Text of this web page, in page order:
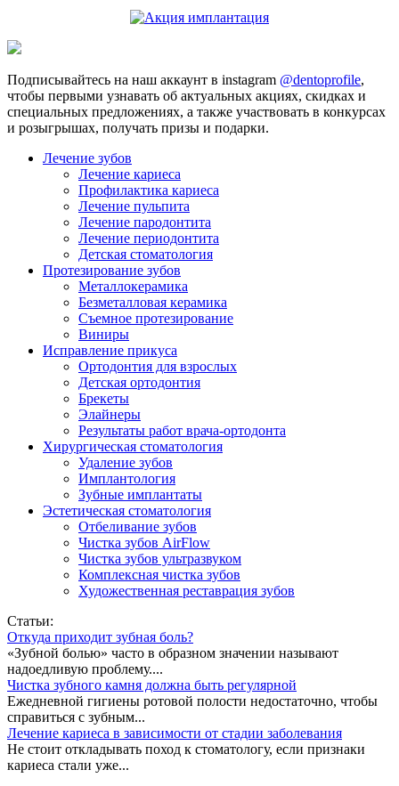
Подписывайтесь на наш аккаунт в instagram @dentoprofile,
чтобы первыми узнавать об актуальных акциях, скидках и
специальных предложениях, а также участвовать в конкурсах
и розыгрышах, получать призы и подарки.
Лечение зубов
Лечение кариеса
Профилактика кариеса
Лечение пульпита
Лечение пародонтита
Лечение периодонтита
Детская стоматология
Протезирование зубов
Металлокерамика
Безметалловая керамика
Съемное протезирование
Виниры
Исправление прикуса
Ортодонтия для взрослых
Детская ортодонтия
Брекеты
Элайнеры
Результаты работ врача-ортодонта
Хирургическая стоматология
Удаление зубов
Имплантология
Зубные имплантаты
Эстетическая стоматология
Отбеливание зубов
Чистка зубов AirFlow
Чистка зубов ультразвуком
Комплексная чистка зубов
Художественная реставрация зубов
Статьи:
Откуда приходит зубная боль?
«Зубной болью» часто в образном значении называют
надоедливую проблему....
Чистка зубного камня должна быть регулярной
Ежедневной гигиены ротовой полости недостаточно, чтобы
справиться с зубным...
Лечение кариеса в зависимости от стадии заболевания
Не стоит откладывать поход к стоматологу, если признаки
кариеса стали уже...